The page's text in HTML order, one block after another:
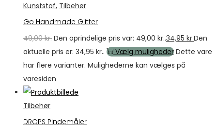
Kunststof, Tilbehør
Go Handmade Glitter
49,00kr. Den oprindelige pris var: 49,00 kr..34,95 kr.Den
aktuelle pris er: 34,95 kr..
Vælg muligheder Dette vare
har flere varianter. Mulighederne kan vælges på
varesiden
Tilbehør
DROPS Pindemåler